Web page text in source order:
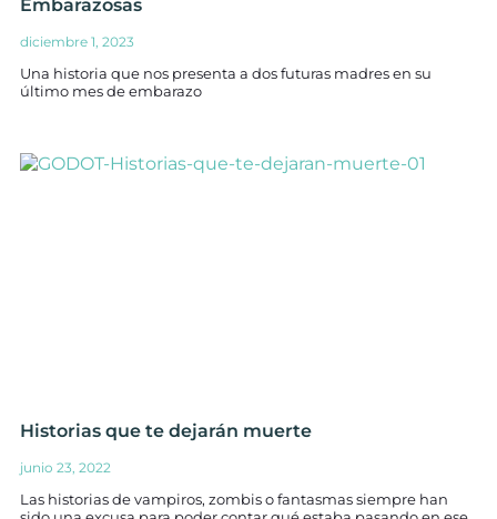
Embarazosas
diciembre 1, 2023
Una historia que nos presenta a dos futuras madres en su
último mes de embarazo
Historias que te dejarán muerte
junio 23, 2022
Las historias de vampiros, zombis o fantasmas siempre han